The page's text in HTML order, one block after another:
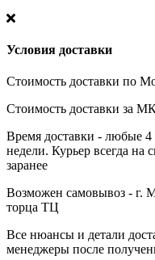
Условия доставки
Стоимость доставки по
Стоимость доставки за
Время доставки - любые 4
недели. Курьер всегда на
заранее
Возможен самовывоз - г.
торца ТЦ
Все нюансы и детали
менеджеры после